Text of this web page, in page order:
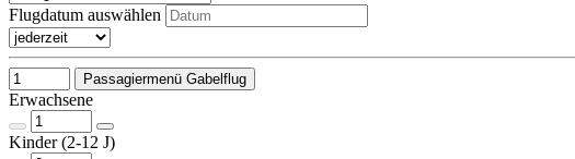
Flugdatum auswählen
Passagiermenü Gabelflug
Erwachsene
Kinder (2-12 J)